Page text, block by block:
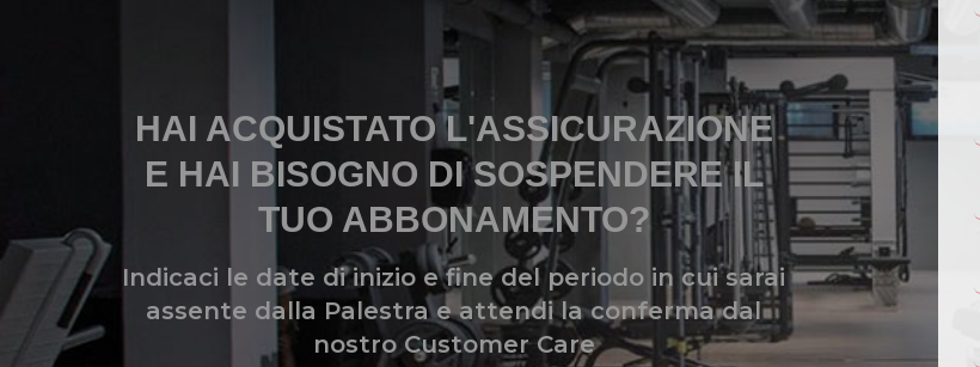
HAI ACQUISTATO L'ASSICURAZIONE
E HAI BISOGNO DI SOSPENDERE IL
TUO ABBONAMENTO?
Indicaci le date di inizio e fine del periodo in cui sarai
assente dalla Palestra e attendi la conferma dal
nostro Customer Care